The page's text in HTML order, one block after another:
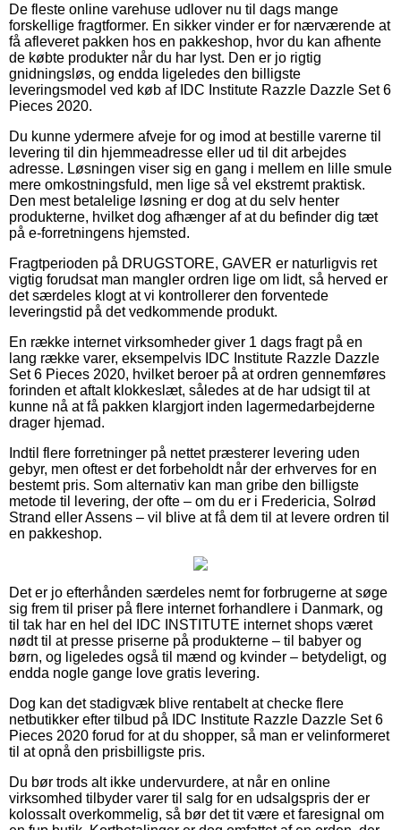
De fleste online varehuse udlover nu til dags mange
forskellige fragtformer. En sikker vinder er for nærværende at
få afleveret pakken hos en pakkeshop, hvor du kan afhente
de købte produkter når du har lyst. Den er jo rigtig
gnidningsløs, og endda ligeledes den billigste
leveringsmodel ved køb af IDC Institute Razzle Dazzle Set 6
Pieces 2020.
Du kunne ydermere afveje for og imod at bestille varerne til
levering til din hjemmeadresse eller ud til dit arbejdes
adresse. Løsningen viser sig en gang i mellem en lille smule
mere omkostningsfuld, men lige så vel ekstremt praktisk.
Den mest betalelige løsning er dog at du selv henter
produkterne, hvilket dog afhænger af at du befinder dig tæt
på e-forretningens hjemsted.
Fragtperioden på DRUGSTORE, GAVER er naturligvis ret
vigtig forudsat man mangler ordren lige om lidt, så herved er
det særdeles klogt at vi kontrollerer den forventede
leveringstid på det vedkommende produkt.
En række internet virksomheder giver 1 dags fragt på en
lang række varer, eksempelvis IDC Institute Razzle Dazzle
Set 6 Pieces 2020, hvilket beroer på at ordren gennemføres
forinden et aftalt klokkeslæt, således at de har udsigt til at
kunne nå at få pakken klargjort inden lagermedarbejderne
drager hjemad.
Indtil flere forretninger på nettet præsterer levering uden
gebyr, men oftest er det forbeholdt når der erhverves for en
bestemt pris. Som alternativ kan man gribe den billigste
metode til levering, der ofte – om du er i Fredericia, Solrød
Strand eller Assens – vil blive at få dem til at levere ordren til
en pakkeshop.
Det er jo efterhånden særdeles nemt for forbrugerne at søge
sig frem til priser på flere internet forhandlere i Danmark, og
til tak har en hel del IDC INSTITUTE internet shops været
nødt til at presse priserne på produkterne – til babyer og
børn, og ligeledes også til mænd og kvinder – betydeligt, og
endda nogle gange love gratis levering.
Dog kan det stadigvæk blive rentabelt at checke flere
netbutikker efter tilbud på IDC Institute Razzle Dazzle Set 6
Pieces 2020 forud for at du shopper, så man er velinformeret
til at opnå den prisbilligste pris.
Du bør trods alt ikke undervurdere, at når en online
virksomhed tilbyder varer til salg for en udsalgspris der er
kolossalt overkommelig, så bør det tit være et faresignal om